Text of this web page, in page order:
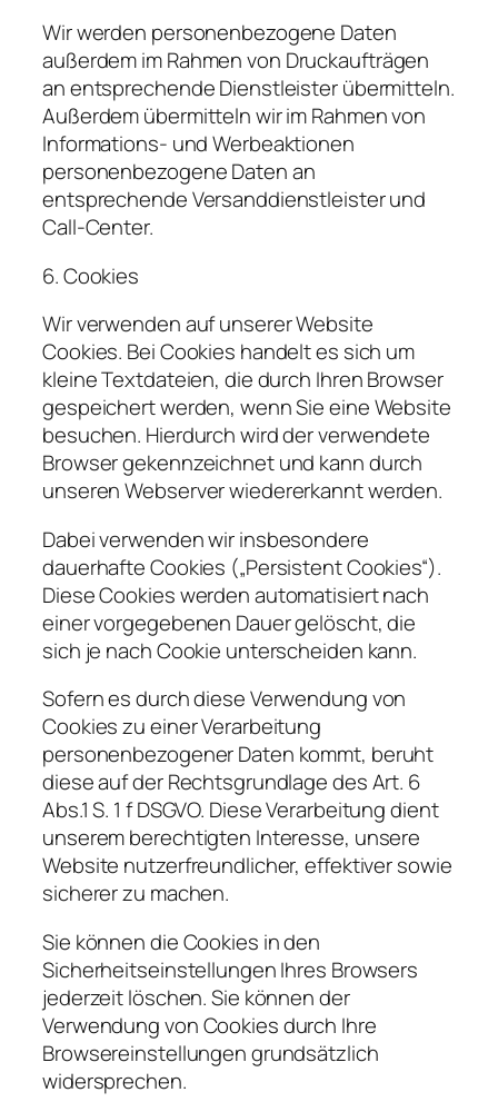
Wir werden personenbezogene Daten
außerdem im Rahmen von Druckaufträgen
an entsprechende Dienstleister übermitteln.
Außerdem übermitteln wir im Rahmen von
Informations- und Werbeaktionen
personenbezogene Daten an
entsprechende Versanddienstleister und
Call-Center.
6. Cookies
Wir verwenden auf unserer Website
Cookies. Bei Cookies handelt es sich um
kleine Textdateien, die durch Ihren Browser
gespeichert werden, wenn Sie eine Website
besuchen. Hierdurch wird der verwendete
Browser gekennzeichnet und kann durch
unseren Webserver wiedererkannt werden.
Dabei verwenden wir insbesondere
dauerhafte Cookies („Persistent Cookies“).
Diese Cookies werden automatisiert nach
einer vorgegebenen Dauer gelöscht, die
sich je nach Cookie unterscheiden kann.
Sofern es durch diese Verwendung von
Cookies zu einer Verarbeitung
personenbezogener Daten kommt, beruht
diese auf der Rechtsgrundlage des Art. 6
Abs.1 S. 1 f DSGVO. Diese Verarbeitung dient
unserem berechtigten Interesse, unsere
Website nutzerfreundlicher, effektiver sowie
sicherer zu machen.
Sie können die Cookies in den
Sicherheitseinstellungen Ihres Browsers
jederzeit löschen. Sie können der
Verwendung von Cookies durch Ihre
Browsereinstellungen grundsätzlich
widersprechen.